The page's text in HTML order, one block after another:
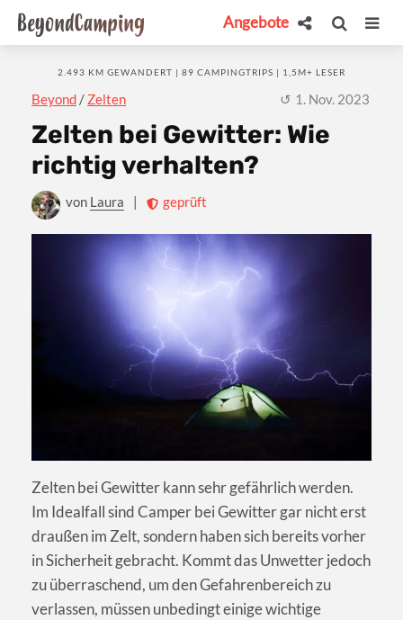
Angebote
Beyond / Zelten
2.493 KM GEWANDERT | 89 CAMPINGTRIPS | 1,5M+ LESER
1. Nov. 2023
Zelten bei Gewitter: Wie
richtig verhalten?
von Laura geprüft
Zelten bei Gewitter kann sehr gefährlich werden.
Im Idealfall sind Camper bei Gewitter gar nicht erst
draußen im Zelt, sondern haben sich bereits vorher
in Sicherheit gebracht. Kommt das Unwetter jedoch
zu überraschend, um den Gefahrenbereich zu
verlassen, müssen unbedingt einige wichtige